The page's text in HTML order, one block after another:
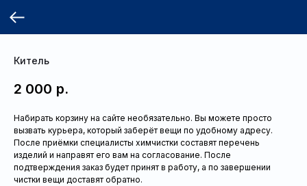
Китель
2 000 р.
Набирать корзину на сайте необязательно. Вы можете просто
вызвать курьера, который заберёт вещи по удобному адресу.
После приёмки специалисты химчистки составят перечень
изделий и направят его вам на согласование. После
подтверждения заказ будет принят в работу, а по завершении
чистки вещи доставят обратно.